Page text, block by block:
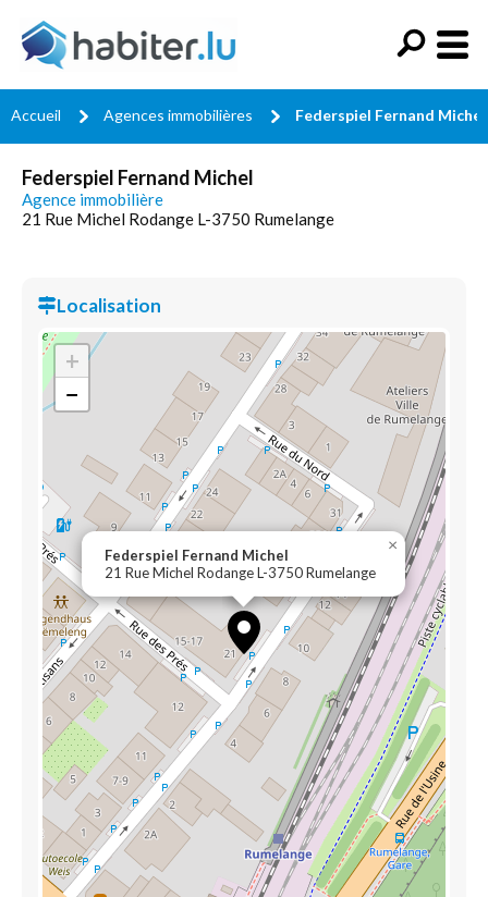
Accueil Agences immobilières Federspiel Fernand Michel
Federspiel Fernand Michel
Agence immobilière
21 Rue Michel Rodange L-3750 Rumelange
Localisation
Federspiel Fernand Michel
21 Rue Michel Rodange L-3750 Rumelange
×
+
−